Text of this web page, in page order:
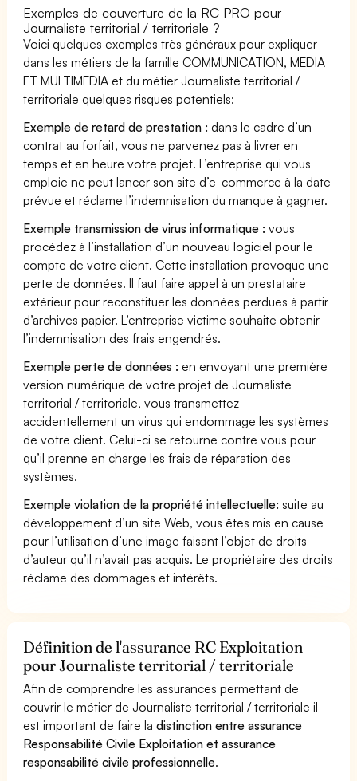
Exemples de couverture de la RC PRO pour
Journaliste territorial / territoriale ?
Voici quelques exemples très généraux pour expliquer
dans les métiers de la famille COMMUNICATION, MEDIA
ET MULTIMEDIA et du métier Journaliste territorial /
territoriale quelques risques potentiels:
Exemple de retard de prestation : dans le cadre d’un
contrat au forfait, vous ne parvenez pas à livrer en
temps et en heure votre projet. L’entreprise qui vous
emploie ne peut lancer son site d’e-commerce à la date
prévue et réclame l’indemnisation du manque à gagner.
Exemple transmission de virus informatique : vous
procédez à l’installation d’un nouveau logiciel pour le
compte de votre client. Cette installation provoque une
perte de données. Il faut faire appel à un prestataire
extérieur pour reconstituer les données perdues à partir
d’archives papier. L’entreprise victime souhaite obtenir
l’indemnisation des frais engendrés.
Exemple perte de données : en envoyant une première
version numérique de votre projet de Journaliste
territorial / territoriale, vous transmettez
accidentellement un virus qui endommage les systèmes
de votre client. Celui-ci se retourne contre vous pour
qu’il prenne en charge les frais de réparation des
systèmes.
Exemple violation de la propriété intellectuelle: suite au
développement d’un site Web, vous êtes mis en cause
pour l’utilisation d’une image faisant l’objet de droits
d’auteur qu’il n’avait pas acquis. Le propriétaire des droits
réclame des dommages et intérêts.
Définition de l'assurance RC Exploitation
pour Journaliste territorial / territoriale
Afin de comprendre les assurances permettant de
couvrir le métier de Journaliste territorial / territoriale il
est important de faire ladistinction entre assurance
Responsabilité Civile Exploitation et assurance
responsabilité civile professionnelle.